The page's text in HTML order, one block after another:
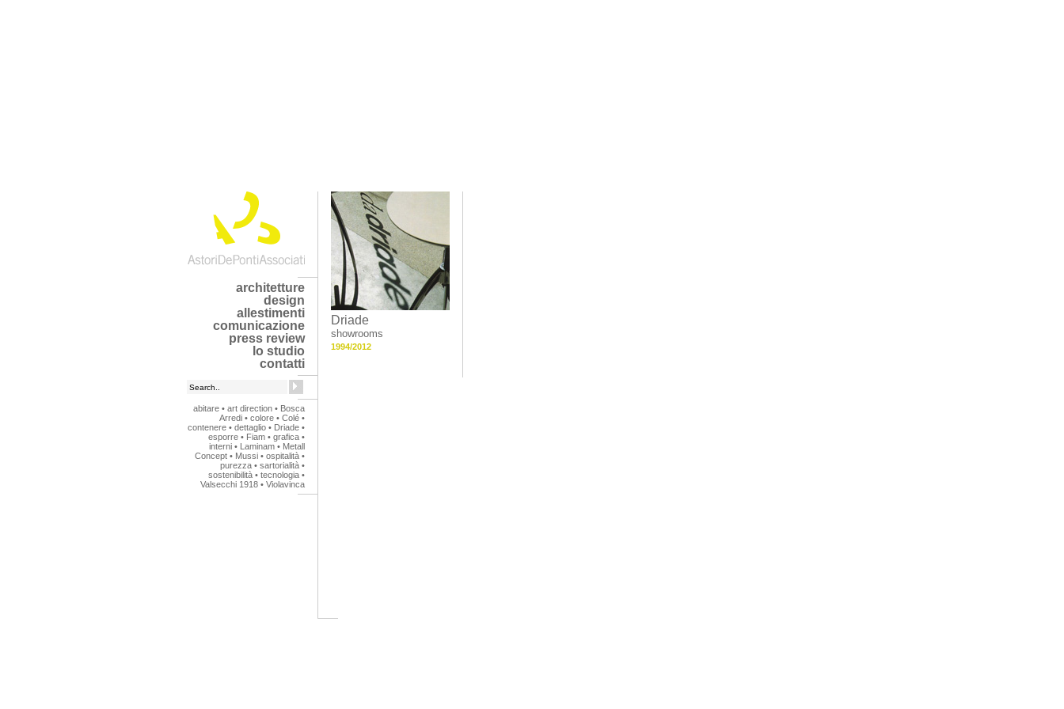
architetture
design
allestimenti
comunicazione
press review
lo studio
contatti
abitare • art direction • Bosca
Arredi • colore • Colé •
contenere • dettaglio • Driade •
esporre • Fiam • grafica •
interni • Laminam • Metall
Concept • Mussi • ospitalità •
purezza • sartorialità •
sostenibilità • tecnologia •
Valsecchi 1918 • Violavinca
Driade
showrooms
1994/2012